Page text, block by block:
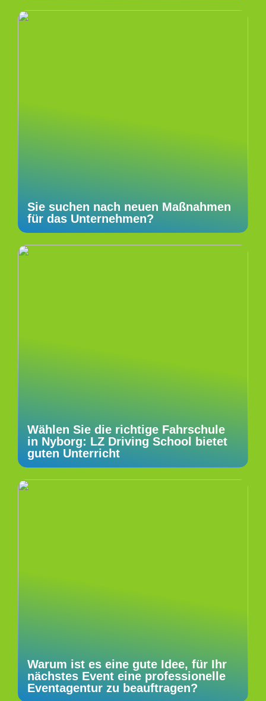
Sie suchen nach neuen Maßnahmen
für das Unternehmen?
Wählen Sie die richtige Fahrschule
in Nyborg: LZ Driving School bietet
guten Unterricht
Warum ist es eine gute Idee, für Ihr
nächstes Event eine professionelle
Eventagentur zu beauftragen?